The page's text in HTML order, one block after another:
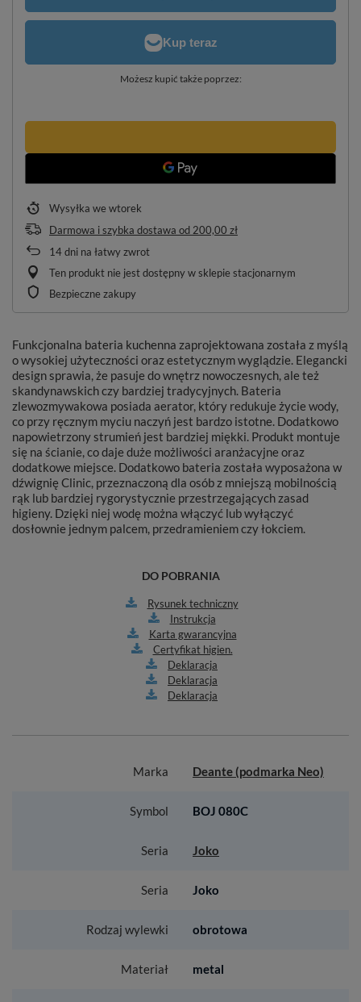
Możesz kupić także poprzez:
Wysyłka we wtorek
Darmowa i szybka dostawa od200,00 zł
14dni na łatwy zwrot
Ten produkt nie jest dostępny w sklepie stacjonarnym
Bezpieczne zakupy
Funkcjonalna bateria kuchenna zaprojektowana została z myślą
o wysokiej użyteczności oraz estetycznym wyglądzie. Elegancki
design sprawia, że pasuje do wnętrz nowoczesnych, ale też
skandynawskich czy bardziej tradycyjnych. Bateria
zlewozmywakowa posiada aerator, który redukuje życie wody,
co przy ręcznym myciu naczyń jest bardzo istotne. Dodatkowo
napowietrzony strumień jest bardziej miękki. Produkt montuje
się na ścianie, co daje duże możliwości aranżacyjne oraz
dodatkowe miejsce. Dodatkowo bateria została wyposażona w
dźwignię Clinic, przeznaczoną dla osób z mniejszą mobilnością
rąk lub bardziej rygorystycznie przestrzegających zasad
higieny. Dzięki niej wodę można włączyć lub wyłączyć
dosłownie jednym palcem, przedramieniem czy łokciem.
DO POBRANIA
Rysunek techniczny
Instrukcja
Karta gwarancyjna
Certyfikat higien.
Deklaracja
Deklaracja
Deklaracja
Marka Deante (podmarka Neo)
Symbol BOJ 080C
Seria Joko
Seria Joko
Rodzaj wylewki obrotowa
Materiał metal